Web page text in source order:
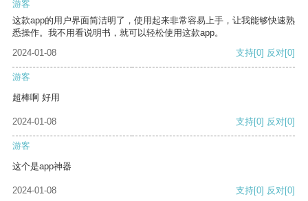
游客
这款app的用户界面简洁明了，使用起来非常容易上手，让我能够快速熟
悉操作。我不用看说明书，就可以轻松使用这款app。
2024-01-08
支持[0] 反对[0]
游客
超棒啊 好用
2024-01-08 支持[0] 反对[0]
游客
这个是app神器
2024-01-08 支持[0] 反对[0]